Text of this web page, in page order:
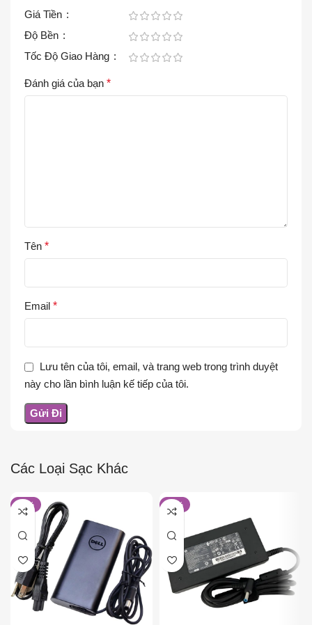
Giá Tiền
Độ Bền
Tốc Độ Giao Hàng
Đánh giá của bạn *
Tên *
Email *
Lưu tên của tôi, email, và trang web trong trình duyệt
này cho lần bình luận kế tiếp của tôi.
Các Loại Sạc Khác
-26% -16%